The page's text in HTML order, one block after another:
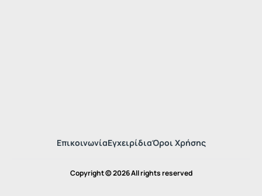
ΕπικοινωνίαΕγχειρίδιαΌροι Χρήσης
Copyright © 2026 All rights reserved